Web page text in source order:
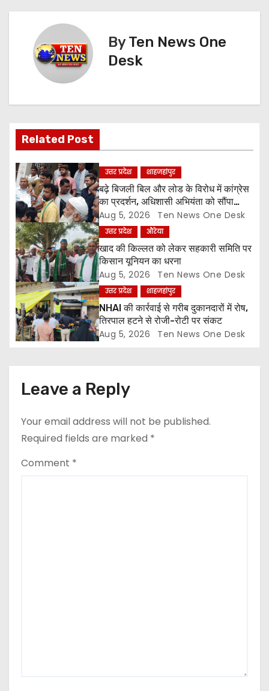
v
i
g
a
t
i
o
n
ByTen News One
Desk
Related Post
उत्तर प्रदेश शाहजहांपुर
बढ़े बिजली बिल और लोड के विरोध में कांग्रेस
का प्रदर्शन, अधिशासी अभियंता को सौंपा
ज्ञापन
Aug 5, 2026 Ten News One Desk
उत्तर प्रदेश औरेया
खाद की किल्लत को लेकर सहकारी समिति पर
किसान यूनियन का धरना
Aug 5, 2026 Ten News One Desk
उत्तर प्रदेश शाहजहांपुर
NHAI की कार्रवाई से गरीब दुकानदारों में रोष,
तिरपाल हटने से रोजी-रोटी पर संकट
Aug 5, 2026 Ten News One Desk
Leave a Reply
Your email address will not be published.
Required fields are marked *
Comment *